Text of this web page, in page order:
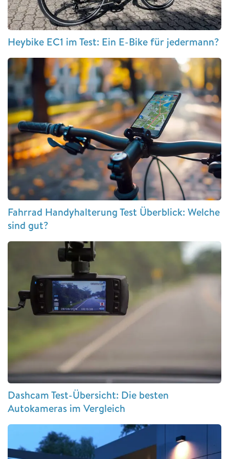
Heybike EC1 im Test: Ein E-Bike für jedermann?
Fahrrad Handyhalterung Test Überblick: Welche
sind gut?
Dashcam Test-Übersicht: Die besten
Autokameras im Vergleich